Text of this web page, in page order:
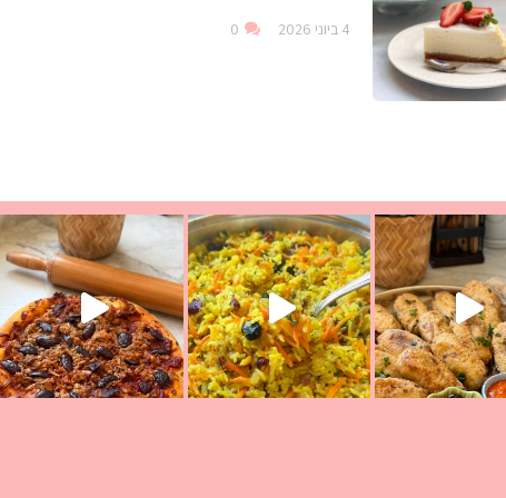
4 ביוני 2026 0
שבת קודשלמתכון
הימים ולמה היא נקראת ככה? ההסבר בסרטו